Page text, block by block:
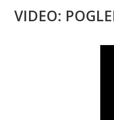
VIDEO: